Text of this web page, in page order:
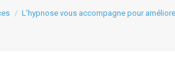
L’hypnose vous accompagne pour